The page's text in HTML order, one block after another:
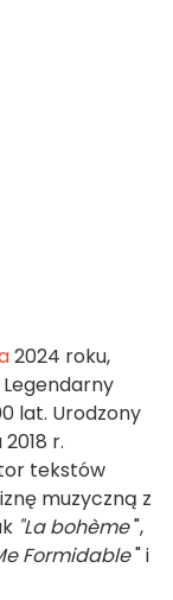
2024 roku,
Legendarny
lat. Urodzony
r.
tekstów
muzyczną z
"La bohème",
Formidable" i